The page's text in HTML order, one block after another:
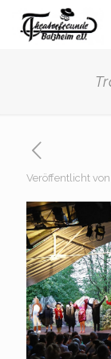
Veröffentlicht von